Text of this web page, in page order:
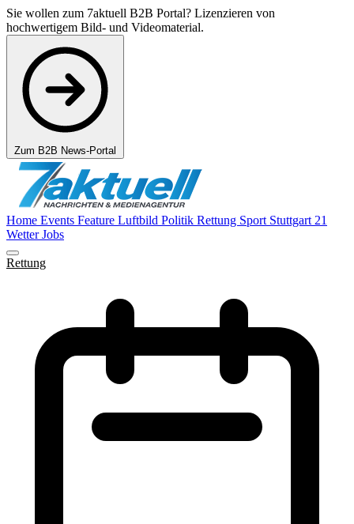
Sie wollen zum 7aktuell B2B Portal? Lizenzieren von
hochwertigem Bild- und Videomaterial.
Zum B2B News-Portal
Home Events Feature Luftbild Politik Rettung Sport Stuttgart 21
WetterJobs
Rettung